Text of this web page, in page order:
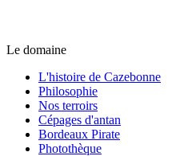
Le domaine
L'histoire de Cazebonne
Philosophie
Nos terroirs
Cépages d'antan
Bordeaux Pirate
Photothèque